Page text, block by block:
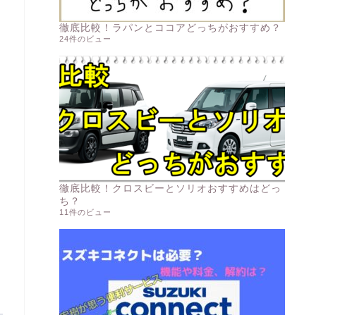
徹底比較！ラパンとココアどっちがおすすめ？
24件のビュー
徹底比較！クロスビーとソリオおすすめはどっ
ち？
11件のビュー